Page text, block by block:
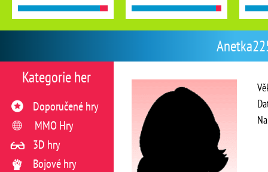
Kategorie her
Doporučené hry
MMO Hry
3D hry
Bojové hry